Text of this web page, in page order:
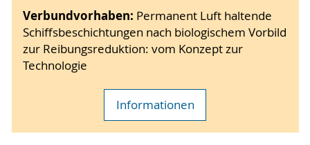
Verbundvorhaben: Permanent Luft haltende
Schiffsbeschichtungen nach biologischem Vorbild
zur Reibungsreduktion: vom Konzept zur
Technologie
Informationen